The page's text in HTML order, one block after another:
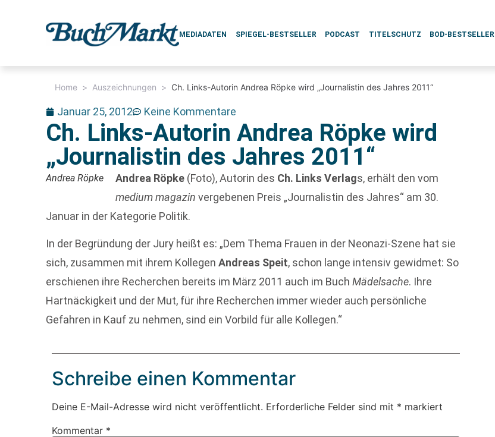
MEDIADATEN SPIEGEL-BESTSELLER PODCAST TITELSCHUTZ BOD-BESTSELLER
Home > Auszeichnungen > Ch. Links-Autorin Andrea Röpke wird „Journalistin des Jahres 2011“
Januar 25, 2012 Keine Kommentare
Ch. Links-Autorin Andrea Röpke wird
„Journalistin des Jahres 2011“
Andrea Röpke Andrea Röpke (Foto), Autorin des Ch. Links Verlags, erhält den vom
medium magazin vergebenen Preis „Journalistin des Jahres“ am 30.
Januar in der Kategorie Politik.
In der Begründung der Jury heißt es: „Dem Thema Frauen in der Neonazi-Szene hat sie
sich, zusammen mit ihrem KollegenAndreas Speit, schon lange intensiv gewidmet: So
erschienen ihre Recherchen bereits im März 2011 auch im BuchMädelsache. Ihre
Hartnäckigkeit und der Mut, für ihre Recherchen immer wieder auch persönliche
Gefahren in Kauf zu nehmen, sind ein Vorbild für alle Kollegen.“
Schreibe einen Kommentar
Deine E-Mail-Adresse wird nicht veröffentlicht. Erforderliche Felder sind mit * markiert
Kommentar *